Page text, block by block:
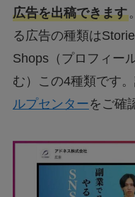
広告を出稿できます
る広告の種類は
Shops（プロフィー
む）この4種類です
ルプセンターをご確